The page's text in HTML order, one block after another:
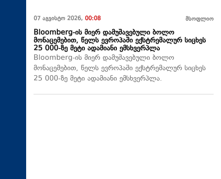
07 აგვისტო 2026, 00:08 მსოფლიო
Bloomberg-ის მიერ დამუშავებული ბოლო
მონაცემებით, წელს ევროპაში ექსტრემალურ სიცხეს
25 000-ზე მეტი ადამიანი ემსხვერპლა
Bloomberg-ის მიერ დამუშავებული ბოლო
მონაცემებით, წელს ევროპაში ექსტრემალურ სიცხეს
25 000-ზე მეტი ადამიანი ემსხვერპლა.